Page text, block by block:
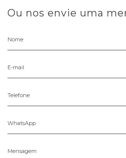
Ou nos envie uma
Nome
E-mail
Telefone
WhatsApp
Mensagem